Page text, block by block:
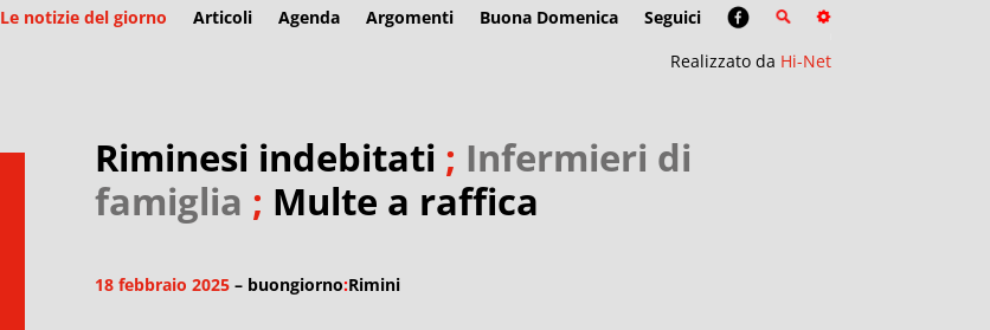
Le notizie del giorno Articoli Agenda Argomenti Buona Domenica
Seguici
Realizzato da Hi-Net
Riminesi indebitati ; Infermieri di
famiglia ; Multe a raffica
18 febbraio 2025 – buongiorno:Rimini